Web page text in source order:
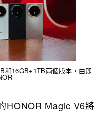
和16GB+1TB兩個版本，由即
HONOR Magic V6將